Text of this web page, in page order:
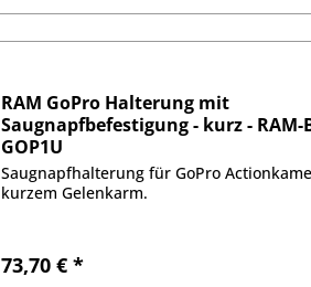
RAM GoPro Halterung mit
Saugnapfbefestigung - kurz - RAM-
GOP1U
Saugnapfhalterung für GoPro
kurzem Gelenkarm.
73,70 € *